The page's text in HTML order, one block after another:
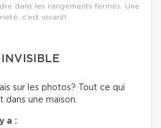
dans les rangements fermés. Une
c’est vivant!
INVISIBLE
sur les photos? Tout ce qui
une maison.
a :